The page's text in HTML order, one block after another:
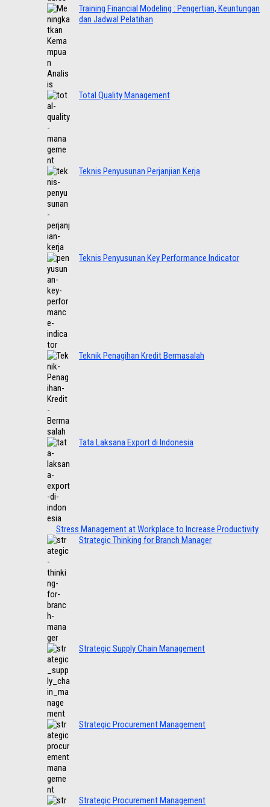
Training Financial Modeling : Pengertian, Keuntungan
dan Jadwal Pelatihan
Total Quality Management
Teknis Penyusunan Perjanjian Kerja
Teknis Penyusunan Key Performance Indicator
Teknik Penagihan Kredit Bermasalah
Tata Laksana Export di Indonesia
Stress Management at Workplace to Increase Productivity
Strategic Thinking for Branch Manager
Strategic Supply Chain Management
Strategic Procurement Management
Strategic Procurement Management